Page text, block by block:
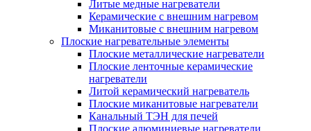
Литые медные нагреватели
Керамические с внешним нагревом
Миканитовые с внешним нагревом
Плоские нагревательные элементы
Плоские металлические нагреватели
Плоские ленточные керамические
нагреватели
Литой керамический нагреватель
Плоские миканитовые нагреватели
Канальный ТЭН для печей
Плоские алюминиевые нагреватели